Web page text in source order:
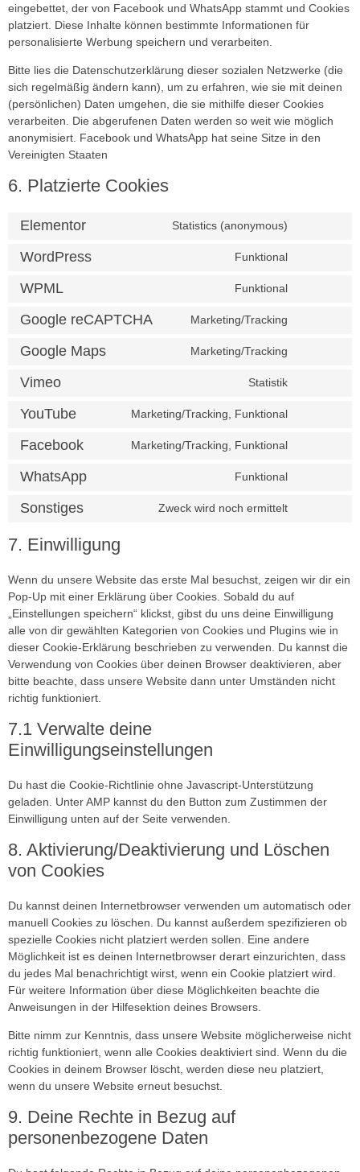
eingebettet, der von Facebook und WhatsApp stammt und Cookies
platziert. Diese Inhalte können bestimmte Informationen für
personalisierte Werbung speichern und verarbeiten.
Bitte lies die Datenschutzerklärung dieser sozialen Netzwerke (die
sich regelmäßig ändern kann), um zu erfahren, wie sie mit deinen
(persönlichen) Daten umgehen, die sie mithilfe dieser Cookies
verarbeiten. Die abgerufenen Daten werden so weit wie möglich
anonymisiert. Facebook und WhatsApp hat seine Sitze in den
Vereinigten Staaten
6. Platzierte Cookies
Elementor Statistics (anonymous)
WordPress Funktional
WPML Funktional
Google reCAPTCHA Marketing/Tracking
Google Maps Marketing/Tracking
Vimeo Statistik
YouTube Marketing/Tracking, Funktional
Facebook Marketing/Tracking, Funktional
WhatsApp Funktional
Sonstiges Zweck wird noch ermittelt
7. Einwilligung
Wenn du unsere Website das erste Mal besuchst, zeigen wir dir ein
Pop-Up mit einer Erklärung über Cookies. Sobald du auf
„Einstellungen speichern“ klickst, gibst du uns deine Einwilligung
alle von dir gewählten Kategorien von Cookies und Plugins wie in
dieser Cookie-Erklärung beschrieben zu verwenden. Du kannst die
Verwendung von Cookies über deinen Browser deaktivieren, aber
bitte beachte, dass unsere Website dann unter Umständen nicht
richtig funktioniert.
7.1 Verwalte deine
Einwilligungseinstellungen
Du hast die Cookie-Richtlinie ohne Javascript-Unterstützung
geladen. Unter AMP kannst du den Button zum Zustimmen der
Einwilligung unten auf der Seite verwenden.
8. Aktivierung/Deaktivierung und Löschen
von Cookies
Du kannst deinen Internetbrowser verwenden um automatisch oder
manuell Cookies zu löschen. Du kannst außerdem spezifizieren ob
spezielle Cookies nicht platziert werden sollen. Eine andere
Möglichkeit ist es deinen Internetbrowser derart einzurichten, dass
du jedes Mal benachrichtigt wirst, wenn ein Cookie platziert wird.
Für weitere Information über diese Möglichkeiten beachte die
Anweisungen in der Hilfesektion deines Browsers.
Bitte nimm zur Kenntnis, dass unsere Website möglicherweise nicht
richtig funktioniert, wenn alle Cookies deaktiviert sind. Wenn du die
Cookies in deinem Browser löscht, werden diese neu platziert,
wenn du unsere Website erneut besuchst.
9. Deine Rechte in Bezug auf
personenbezogene Daten